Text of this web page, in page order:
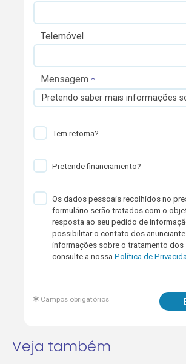
Telemóvel
Mensagem
Pretendo saber mais informações
Tem retoma?
Pretende financiamento?
Os dados pessoais recolhidos no
formulário serão tratados com o
resposta ao seu pedido de
possibilitar o contato dos
informações sobre o tratamento dos
consulte a nossaPolítica de
Campos obrigatórios
Veja também